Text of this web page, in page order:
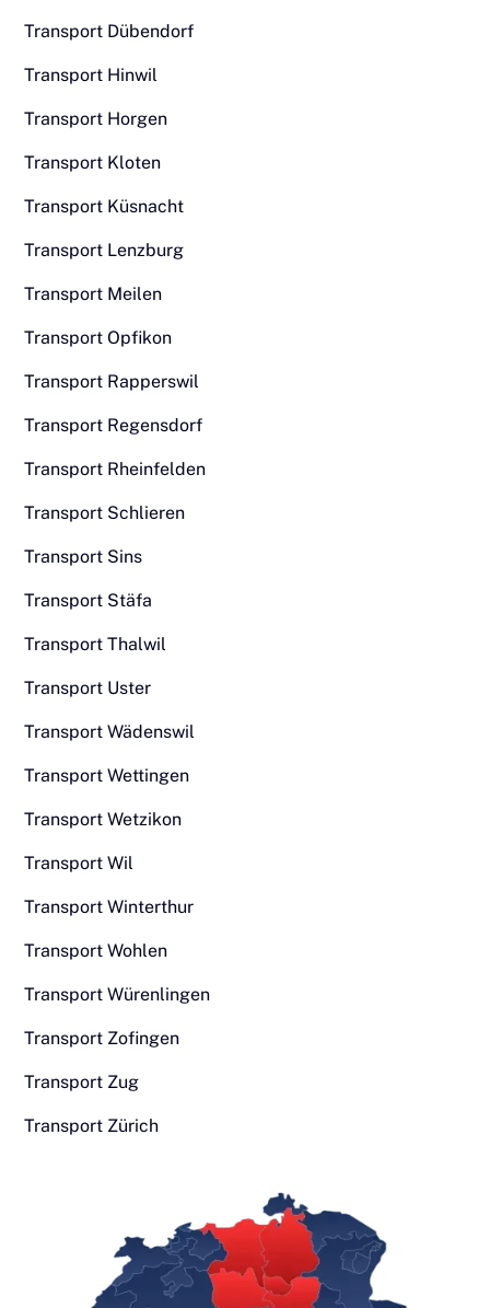
Transport Dübendorf
Transport Hinwil
Transport Horgen
Transport Kloten
Transport Küsnacht
Transport Lenzburg
Transport Meilen
Transport Opfikon
Transport Rapperswil
Transport Regensdorf
Transport Rheinfelden
Transport Schlieren
Transport Sins
Transport Stäfa
Transport Thalwil
Transport Uster
Transport Wädenswil
Transport Wettingen
Transport Wetzikon
Transport Wil
Transport Winterthur
Transport Wohlen
Transport Würenlingen
Transport Zofingen
Transport Zug
Transport Zürich